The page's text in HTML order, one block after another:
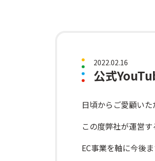
2022.02.16
公式
日頃からご愛顧いた
この度弊社が運営
EC事業を軸に今後